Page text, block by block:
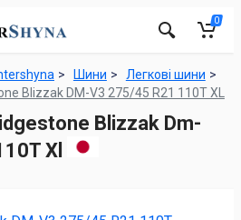
0
Шини
Легкові шини
Blizzak DM-V3 275/45 R21 110T XL
Blizzak Dm-
Xl